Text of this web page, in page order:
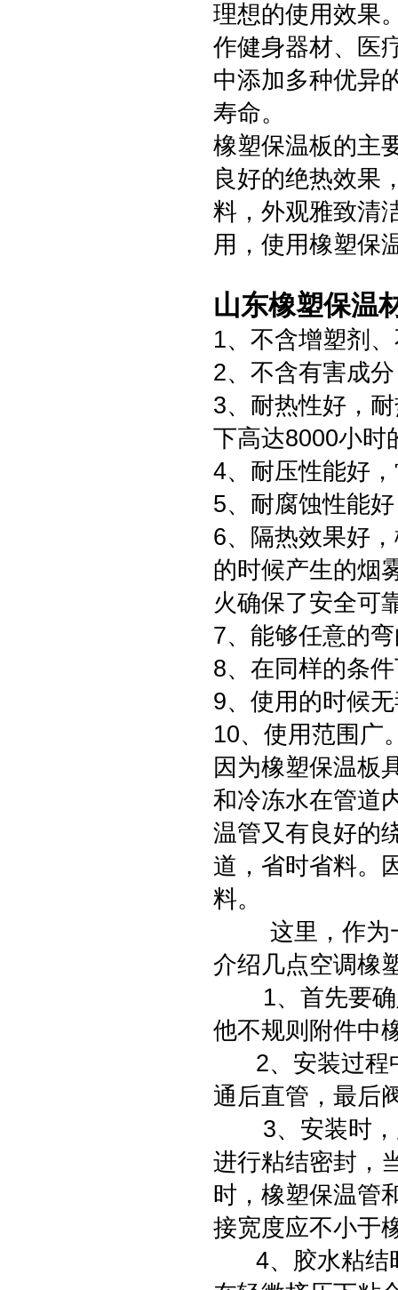
理想的使用效果
作健身器材、医
中添加多种优异
寿命。
橡塑保温板的主
良好的绝热效果
料，外观雅致清
用，使用橡塑保
山东橡塑保温
1、不含增塑剂
2、不含有害成
3、耐热性好，
下高达8000小时
4、耐压性能好
5、耐腐蚀性能
6、隔热效果好
的时候产生的烟
火确保了安全可
7、能够任意的
8、在同样的条
9、使用的时候
10、使用范围广
因为橡塑保温板
和冷冻水在管道
温管又有良好的
道，省时省料。
料。
这里，作为一
介绍几点空调橡
1、首先要确
他不规则附件中
2、安装过程
通后直管，最后
3、安装时，
进行粘结密封，
时，橡塑保温管
接宽度应不小于
4、胶水粘结